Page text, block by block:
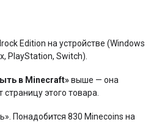
Edition на устройстве (Windows
PlayStation, Switch).
в Minecraft»выше — она
страницу этого товара.
Понадобится 830 Minecoins на